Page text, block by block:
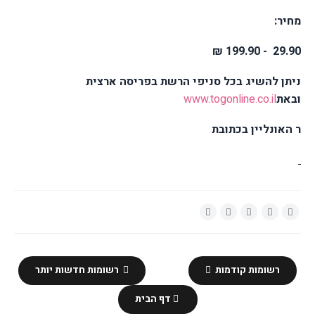
מחיר:
29.90
- 199.90 ₪
ניתן להשיג בכל סניפי הרשת בפריסה ארצית
ובאתwww.togonline.co.il
ר האונליין בכתובת
רשומות חדשות יותר רשומות קודמות
דף הבית